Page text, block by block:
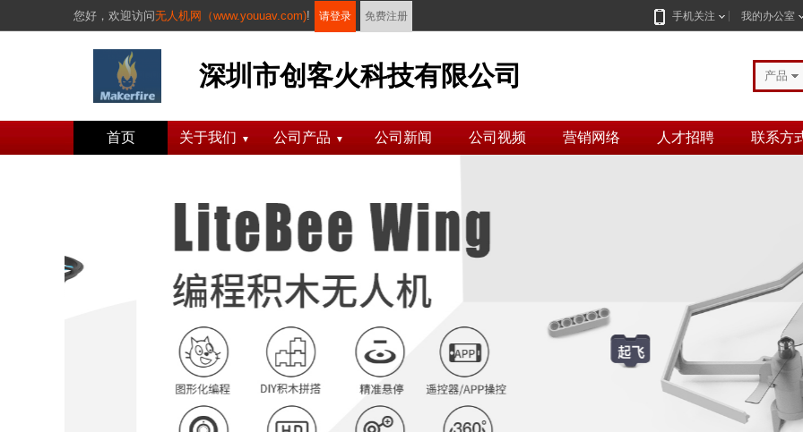
您好， 欢迎访问无人机网（www.youuav.com)! 请登录 免费注册 手机关注 我的办公室
深圳市创客火科技有限公司 产品
首页 关于我们 ▼ 公司产品 ▼ 公司新闻 公司视频 营销网络 人才招聘 联系方